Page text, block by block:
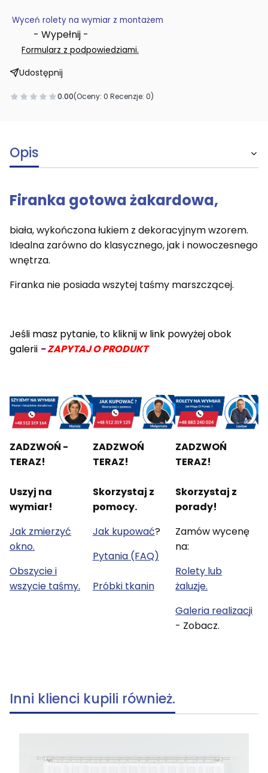
Wyceń rolety na wymiar z montażem
- Wypełnij -
Formularz z podpowiedziami.
Udostępnij
0.00(Oceny: 0 Recenzje: 0)
Opis
Firanka gotowa żakardowa,
biała, wykończona łukiem z dekoracyjnym wzorem.
Idealna zarówno do klasycznego, jak i nowoczesnego
wnętrza.
Firanka nie posiada wszytej taśmy marszczącej.
Jeśli masz pytanie, to kliknij w link powyżej obok
galerii -ZAPYTAJ O PRODUKT
ZADZWOŃ -
TERAZ!
Uszyj na
wymiar!
Jak zmierzyć
okno.
Obszycie i
wszycie taśmy.
ZADZWOŃ
TERAZ!
Skorzystaj z
pomocy.
Jak kupować?
Pytania (FAQ)
Próbki tkanin
ZADZWOŃ
TERAZ!
Skorzystaj z
porady!
Zamów wycenę
na:
Rolety lub
żaluzje.
Galeria realizacji
- Zobacz.
Inni klienci kupili również.